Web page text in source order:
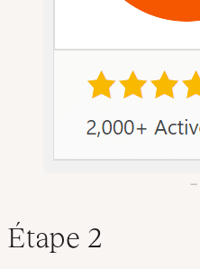
Étape 2